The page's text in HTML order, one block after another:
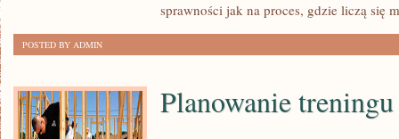
sprawności jak na proces, gdzie liczą się
POSTED BY ADMIN
Planowanie treningu